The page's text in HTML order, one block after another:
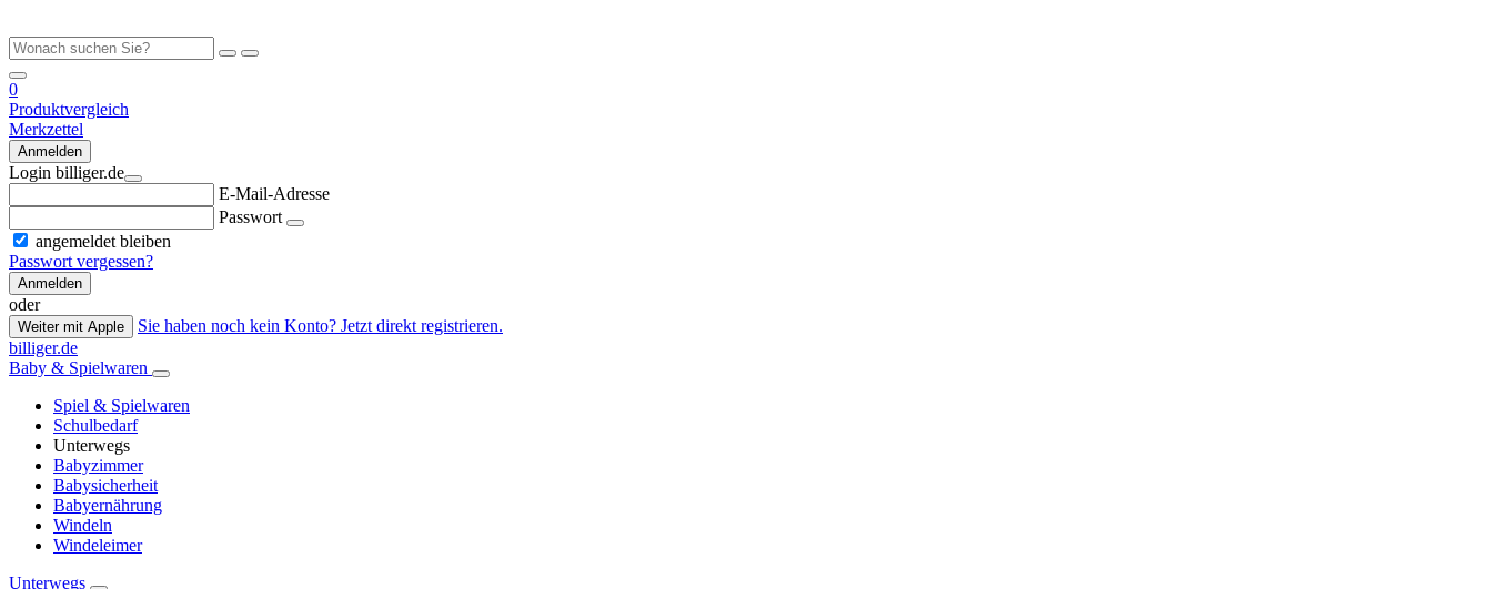
0
Produktvergleich
Merkzettel
Anmelden
Login billiger.de
E-Mail-Adresse
Passwort
angemeldet bleiben
Passwort vergessen?
Anmelden
oder
Weiter mit Apple
Sie haben noch kein Konto? Jetzt direkt registrieren.
billiger.de
Baby & Spielwaren
Spiel & Spielwaren
Schulbedarf
Unterwegs
Babyzimmer
Babysicherheit
Babyernährung
Windeln
Windeleimer
Unterwegs